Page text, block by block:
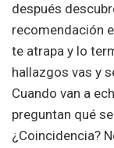
después
recomendación
te atrapa y lo
hallazgos vas y
Cuando van a
preguntan qué
¿Coincidencia?